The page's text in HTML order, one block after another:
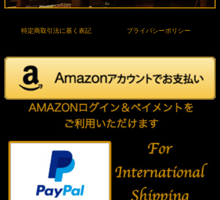
特定商取引法に基く表記 プライバシーポリシー